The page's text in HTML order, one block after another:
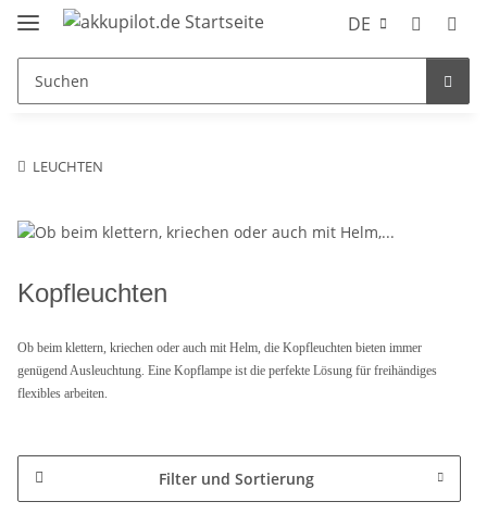
DE
LEUCHTEN
Kopfleuchten
Ob beim klettern, kriechen oder auch mit Helm, die Kopfleuchten bieten immer
genügend Ausleuchtung. Eine Kopflampe ist die perfekte Lösung für freihändiges
flexibles arbeiten.
Filter und Sortierung